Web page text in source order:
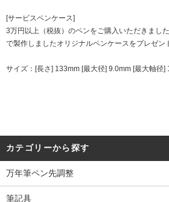
[サービスペンケース]
3万円以上（税抜）のペンをご購入いただきまし
で製作しましたオリジナルペンケースをプレゼン
サイズ：[長さ] 133mm [最大径] 9.0mm [最大軸径
カテゴリーから探す
万年筆ペン先調整
筆記具